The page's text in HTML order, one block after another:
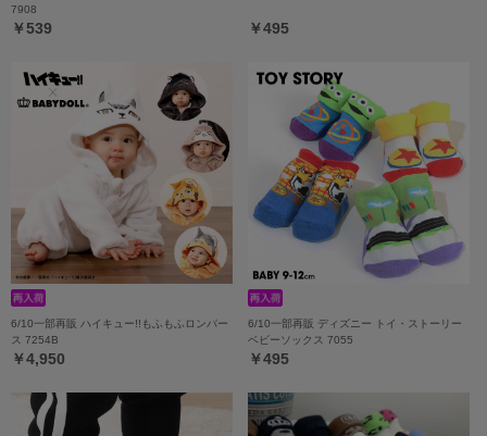
7908
￥539 ￥495
6/10一部再販 ハイキュー!!もふもふロンパー
ス 7254B
￥4,950
6/10一部再販 ディズニー トイ・ストーリー
ベビーソックス 7055
￥495